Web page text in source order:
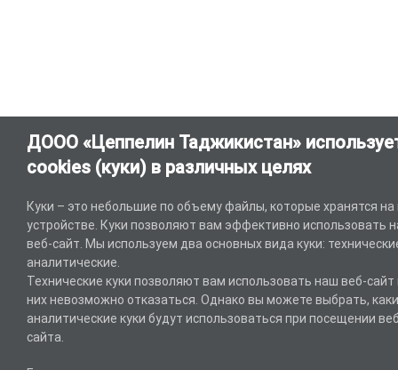
ДООО «Цеппелин Таджикистан»
cookies (куки) в различных целях
Куки – это небольшие по объему файлы, которые хранятся
устройстве. Куки позволяют вам эффективно использовать
веб-сайт. Мы используем два основных вида куки:
аналитические.
Технические куки позволяют вам использовать наш веб-сайт
них невозможно отказаться. Однако вы можете выбрать,
аналитические куки будут использоваться при посещении
сайта.